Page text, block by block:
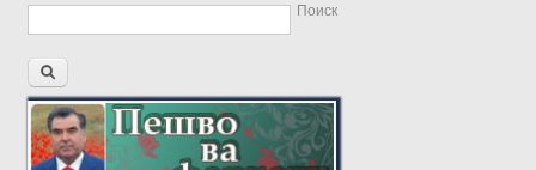
Поиск